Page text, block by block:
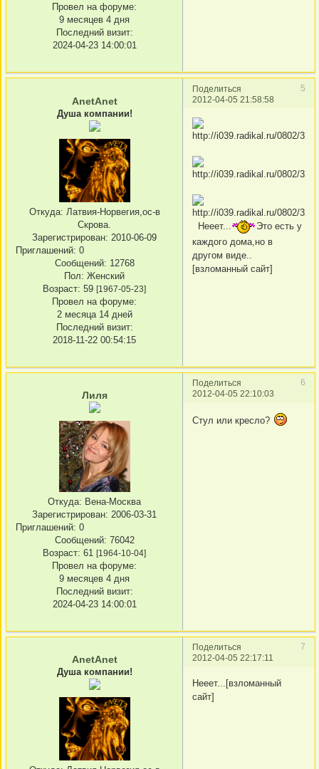
Провел на форуме:
9 месяцев 4 дня
Последний визит:
2024-04-23 14:00:01
Поделиться
5
2012-04-05 21:58:58
AnetAnet
Душа компании!
Откуда: Латвия-Норвегия,ос-в
Скрова.
Зарегистрирован: 2010-06-09
Приглашений: 0
Сообщений: 12768
Пол: Женский
Возраст: 59 [1967-05-23]
Провел на форуме:
2 месяца 14 дней
Последний визит:
2018-11-22 00:54:15
Нееет...
Это есть у
каждого дома,но в
другом виде..
[взломанный сайт]
Поделиться
6
2012-04-05 22:10:03
Лиля
Откуда: Вена-Москва
Зарегистрирован: 2006-03-31
Приглашений: 0
Сообщений: 76042
Возраст: 61 [1964-10-04]
Провел на форуме:
9 месяцев 4 дня
Последний визит:
2024-04-23 14:00:01
Стул или кресло?
Поделиться
7
2012-04-05 22:17:11
AnetAnet
Душа компании!
Нееет...[взломанный
сайт]